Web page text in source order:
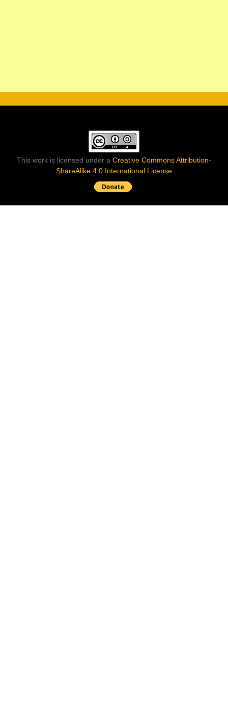
This work is licensed under a Creative Commons Attribution-
ShareAlike 4.0 International License